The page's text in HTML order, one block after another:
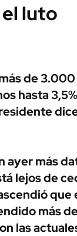
luto
de
hasta
ayer más
lejos de
más
las